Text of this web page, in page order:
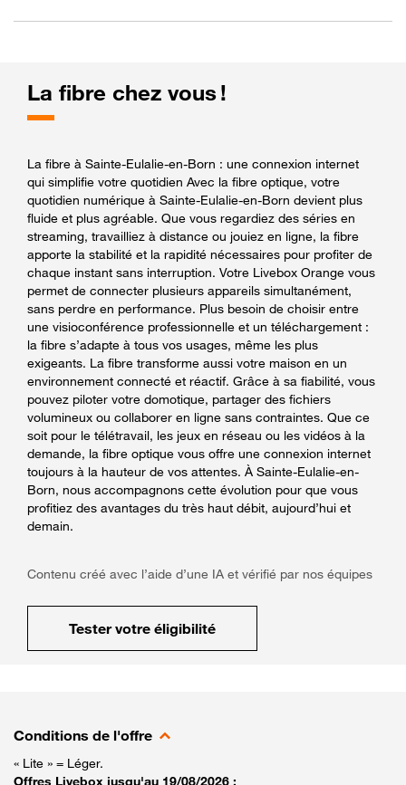
La fibre chez vous !
La fibre à Sainte-Eulalie-en-Born : une connexion internet
qui simplifie votre quotidien Avec la fibre optique, votre
quotidien numérique à Sainte-Eulalie-en-Born devient plus
fluide et plus agréable. Que vous regardiez des séries en
streaming, travailliez à distance ou jouiez en ligne, la fibre
apporte la stabilité et la rapidité nécessaires pour profiter de
chaque instant sans interruption. Votre Livebox Orange vous
permet de connecter plusieurs appareils simultanément,
sans perdre en performance. Plus besoin de choisir entre
une visioconférence professionnelle et un téléchargement :
la fibre s’adapte à tous vos usages, même les plus
exigeants. La fibre transforme aussi votre maison en un
environnement connecté et réactif. Grâce à sa fiabilité, vous
pouvez piloter votre domotique, partager des fichiers
volumineux ou collaborer en ligne sans contraintes. Que ce
soit pour le télétravail, les jeux en réseau ou les vidéos à la
demande, la fibre optique vous offre une connexion internet
toujours à la hauteur de vos attentes. À Sainte-Eulalie-en-
Born, nous accompagnons cette évolution pour que vous
profitiez des avantages du très haut débit, aujourd’hui et
demain.
Contenu créé avec l’aide d’une IA et vérifié par nos équipes
Tester votre éligibilité
Conditions de l'offre
« Lite » = Léger.
Offres Livebox jusqu'au 19/08/2026 :